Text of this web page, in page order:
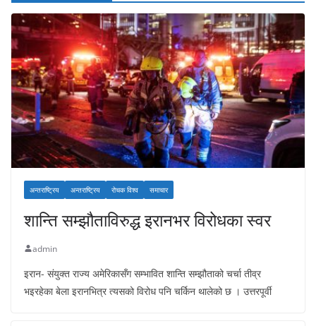
अन्तराष्ट्रिय अन्तराष्ट्रिय रोचक विश्व समाचार
शान्ति सम्झौताविरुद्ध इरानभर विरोधका स्वर
admin
इरान- संयुक्त राज्य अमेरिकासँग सम्भावित शान्ति सम्झौताको चर्चा तीव्र
भइरहेका बेला इरानभित्र त्यसको विरोध पनि चर्किन थालेको छ । उत्तरपूर्वी